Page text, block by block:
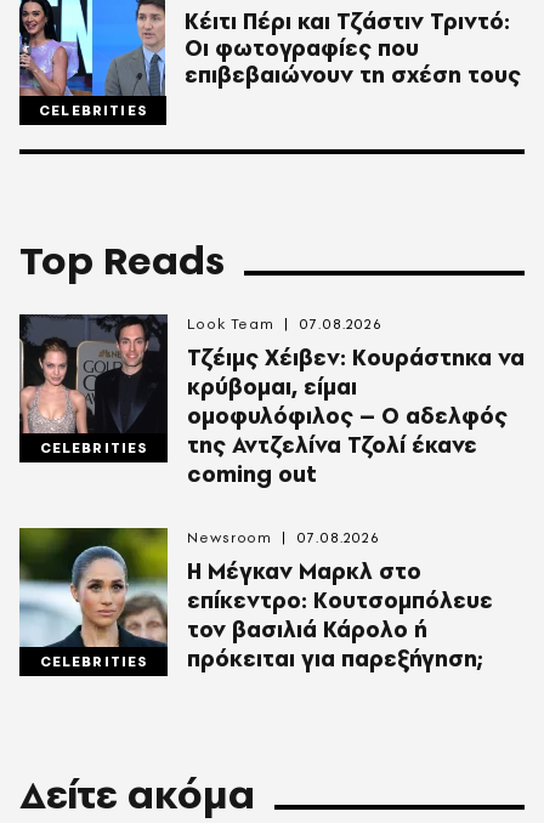
CELEBRITIES
Κέιτι Πέρι και Τζάστιν Τριντό:
Οι φωτογραφίες που
επιβεβαιώνουν τη σχέση τους
Top Reads
CELEBRITIES
Τζέιμς Χέιβεν: Κουράστηκα να
κρύβομαι, είμαι
ομοφυλόφιλος – Ο αδελφός
της Αντζελίνα Τζολί έκανε
coming out
Look Team 07.08.2026
CELEBRITIES
Η Μέγκαν Μαρκλ στο
επίκεντρο: Κουτσομπόλευε
τον βασιλιά Κάρολο ή
πρόκειται για παρεξήγηση;
Newsroom 07.08.2026
Δείτε ακόμα